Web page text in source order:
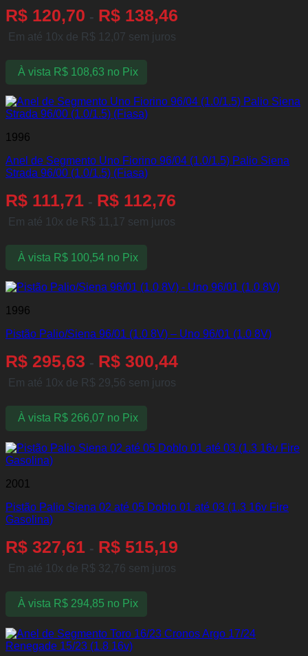
R$ 120,70 - R$ 138,46
Em até 10x de R$ 12,07 sem juros
À vista R$108,63 no Pix
1996
Anel de Segmento Uno Fiorino 96/04 (1.0/1.5) Palio Siena
Strada 96/00 (1.0/1.5) (Fiasa)
R$ 111,71 - R$ 112,76
Em até 10x de R$ 11,17 sem juros
À vista R$100,54 no Pix
1996
Pistão Palio/Siena 96/01 (1.0 8V) – Uno 96/01 (1.0 8V)
R$ 295,63 - R$ 300,44
Em até 10x de R$ 29,56 sem juros
À vista R$266,07 no Pix
2001
Pistão Palio Siena 02 até 05 Doblo 01 até 03 (1.3 16v Fire
Gasolina)
R$ 327,61 - R$ 515,19
Em até 10x de R$ 32,76 sem juros
À vista R$294,85 no Pix